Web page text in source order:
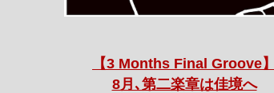
【3 Months Final Groove】
8月､第二楽章は佳境へ